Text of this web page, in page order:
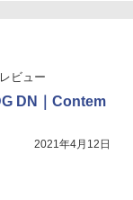
ビュー
DN｜Contem
2021年4月12日